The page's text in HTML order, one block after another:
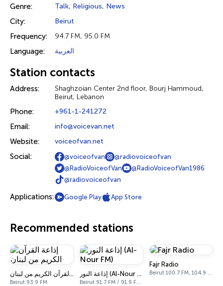
Genre: Talk, Religious, News
City: Beirut
Frequency: 94.7 FM, 95.0 FM
Language: العربية
Station contacts
Address:
Shaghzoian Center 2nd floor, Bourj Hammoud,
Beirut, Lebanon
Phone: +961-1-241272
Email: info@voicevan.net
Website: voiceofvan.net
Social: @voiceofvan
@radiovoiceofvan
@RadioVoiceofVan
@RadioVoiceofVan1986
@radiovoiceofvan
Applications: Google Play App Store
Recommended stations
إذاعة القرآن الكريم من لبنان
Beirut 93.9 FM
إذاعة النور (Al-Nour FM)
Beirut 91.7 FM / 91.9 FM / 92.3 FM
Fajr Radio
Beirut 100.7 FM, 104.9 FM, 107.7 FM